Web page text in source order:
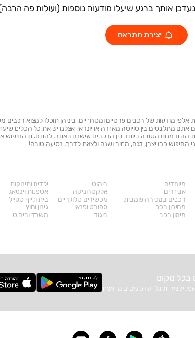
אותך ברגע שיעלו מודעות נוספות (ועולות פה הרבה)
יצירת התראה
הרכב של יד2! בכל יום עולות אלפי מודעות של רכבים פרטיים ומסחריים, ביניהן תוכלו
מתלבטים בין טויוטה מאזדה או יונדאי, אצלנו יש את כל הכלים
ההזדמנות הטובה ביותר בין הרכבים שישנם באתר. להתחלת החיפוש
החיפוש כמו יצרן, דגם, מחיר ושנה ולצאת לדרך. נסיעה טובה!
מיוחדים
אביזרים
רכבים במכירה פומבית
מחירון רכב
מימון רכב
ריהוט
אלקטרוניקה
מכשירים סלולריים
ספורט ופנאי
ביגוד
ילדים ותינוקות
אספנות וינטאג
בית ולייף סטייל
גינון וחוץ
משרד וריהוט
וקבלו עדכונים בזמן אמת